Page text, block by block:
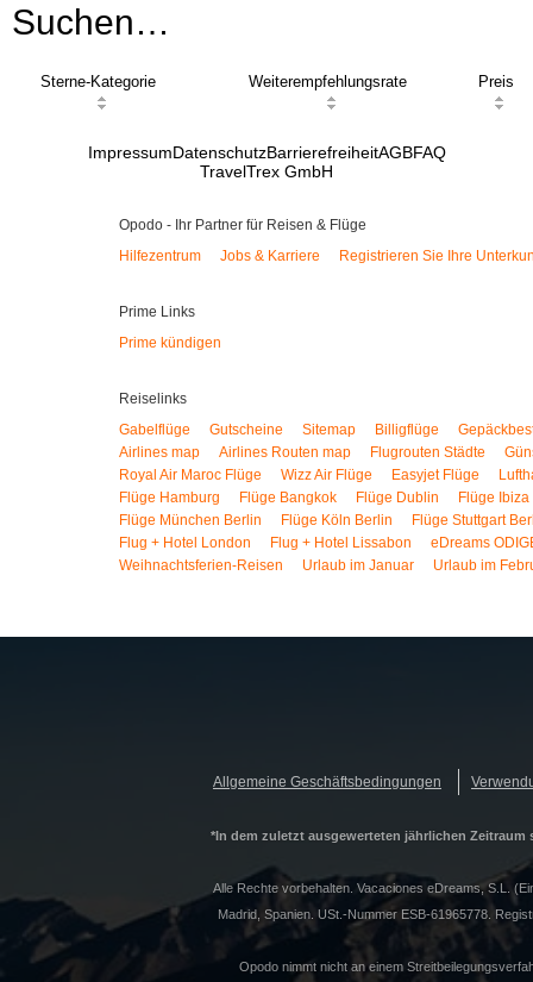
Suchen…
Sterne-Kategorie Weiterempfehlungsrate Preis
ImpressumDatenschutzBarrierefreiheitAGBFAQ
TravelTrex GmbH